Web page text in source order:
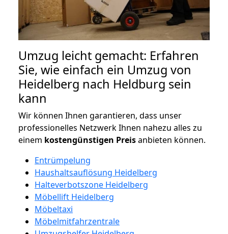
Umzug leicht gemacht: Erfahren
Sie, wie einfach ein Umzug von
Heidelberg nach Heldburg sein
kann
Wir können Ihnen garantieren, dass unser
professionelles Netzwerk Ihnen nahezu alles zu
einem kostengünstigen Preisanbieten können.
Entrümpelung
Haushaltsauflösung Heidelberg
Halteverbotszone Heidelberg
Möbellift Heidelberg
Möbeltaxi
Möbelmitfahrzentrale